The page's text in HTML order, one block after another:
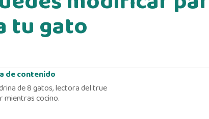
tu gato
de contenido
de 8 gatos, lectora del true
mientras cocino.